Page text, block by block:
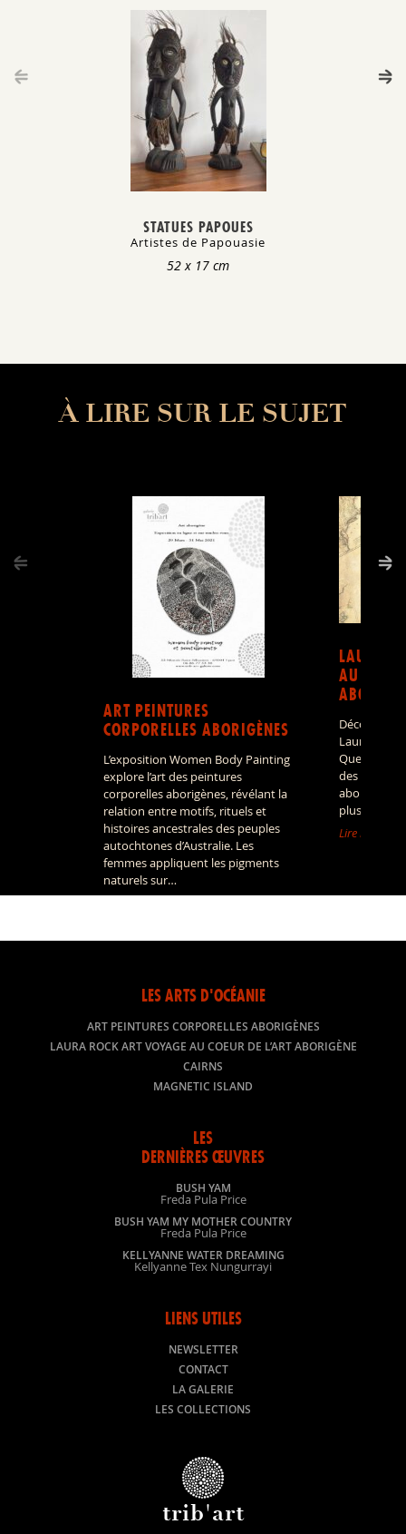
STATUES PAPOUES
Artistes de Papouasie
52 x 17 cm
À LIRE SUR LE SUJET
ART PEINTURES
CORPORELLES ABORIGÈNES
L’exposition Women Body Painting
explore l’art des peintures
corporelles aborigènes, révélant la
relation entre motifs, rituels et
histoires ancestrales des peuples
autochtones d’Australie. Les
femmes appliquent les pigments
naturels sur…
LAURA
AU
Découvrir
Laura,
des
aborigène
plus
Lire la suite »
LES ARTS D'OCÉANIE
ART PEINTURES CORPORELLES ABORIGÈNES
LAURA ROCK ART VOYAGE AU COEUR DE L’ART ABORIGÈNE
CAIRNS
MAGNETIC ISLAND
LES
DERNIÈRES ŒUVRES
BUSH YAM
Freda Pula Price
BUSH YAM MY MOTHER COUNTRY
Freda Pula Price
KELLYANNE WATER DREAMING
Kellyanne Tex Nungurrayi
LIENS UTILES
NEWSLETTER
CONTACT
LA GALERIE
LES COLLECTIONS
trib'art